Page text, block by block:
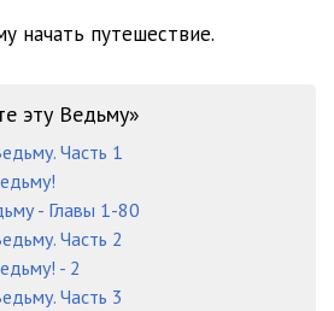
начать путешествие.
эту Ведьму»
Часть 1
- Главы 1-80
Часть 2
- 2
Часть 3